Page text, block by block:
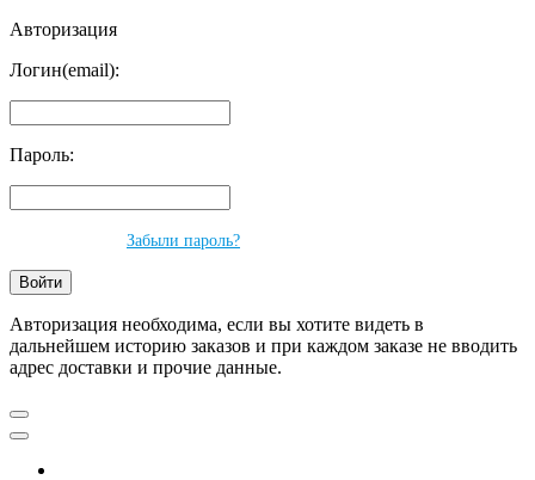
Авторизация
Логин(email):
Пароль:
Забыли пароль?
Авторизация необходима, если вы хотите видеть в
дальнейшем историю заказов и при каждом заказе не вводить
адрес доставки и прочие данные.